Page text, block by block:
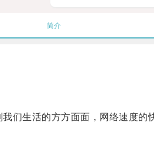
简介
生活的方方面面，网络速度的